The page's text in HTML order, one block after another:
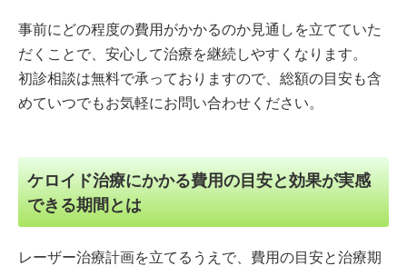
事前にどの程度の費用がかかるのか見通しを立てていた
だくことで、安心して治療を継続しやすくなります。
初診相談は無料で承っておりますので、総額の目安も含
めていつでもお気軽にお問い合わせください。
ケロイド治療にかかる費用の目安と効果が実感
できる期間とは
レーザー治療計画を立てるうえで、費用の目安と治療期